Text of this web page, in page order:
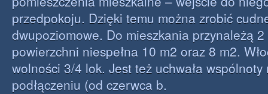
przedpokoju. Dzięki temu można zrobić
dwupoziomowe. Do mieszkania przynależą
powierzchni niespełna 10 m2 oraz 8 m2.
wolności 3/4 lok. Jest też uchwała
podłączeniu (od czerwca b.